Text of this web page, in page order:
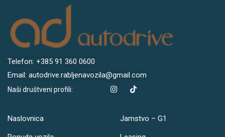
Telefon: +385 91 360 0600
Email: autodrive.rabljenavozila@gmail.com
Naši društveni profili:
Naslovnica Jamstvo – G1